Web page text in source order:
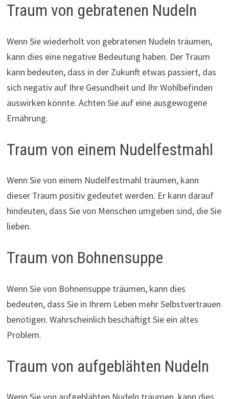
Traum von gebratenen Nudeln
Wenn Sie wiederholt von gebratenen Nudeln träumen,
kann dies eine negative Bedeutung haben. Der Traum
kann bedeuten, dass in der Zukunft etwas passiert, das
sich negativ auf Ihre Gesundheit und Ihr Wohlbefinden
auswirken könnte. Achten Sie auf eine ausgewogene
Ernährung.
Traum von einem Nudelfestmahl
Wenn Sie von einem Nudelfestmahl träumen, kann
dieser Traum positiv gedeutet werden. Er kann darauf
hindeuten, dass Sie von Menschen umgeben sind, die Sie
lieben.
Traum von Bohnensuppe
Wenn Sie von Bohnensuppe träumen, kann dies
bedeuten, dass Sie in Ihrem Leben mehr Selbstvertrauen
benötigen. Wahrscheinlich beschäftigt Sie ein altes
Problem.
Traum von aufgeblähten Nudeln